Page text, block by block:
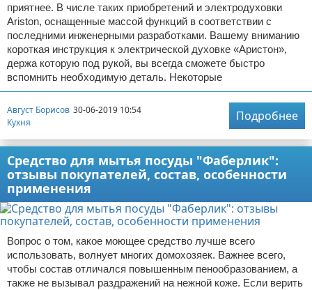
приятнее. В числе таких приобретений и электродуховки
Ariston, оснащенные массой функций в соответствии с
последними инженерными разработками. Вашему вниманию
короткая инструкция к электрической духовке «Аристон»,
держа которую под рукой, вы всегда сможете быстро
вспомнить необходимую деталь. Некоторые
Август Борисов 30-06-2019 10:54
Кухня
Подробнее
Средство для мытья посуды "Фаберлик":
отзывы покупателей, состав, особенности
применения
Вопрос о том, какое моющее средство лучше всего
использовать, волнует многих домохозяек. Важнее всего,
чтобы состав отличался повышенным пенообразованием, а
также не вызывал раздражений на нежной коже. Если верить